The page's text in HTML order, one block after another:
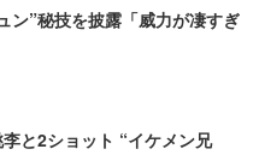
ン”秘技を披露「威力が凄すぎ
と2ショット “イケメン兄